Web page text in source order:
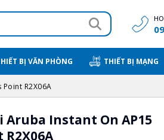
BỊ VĂN PHÒNG THIẾT BỊ MẠNG
R2X06A
Aruba Instant On AP15
R2X06A